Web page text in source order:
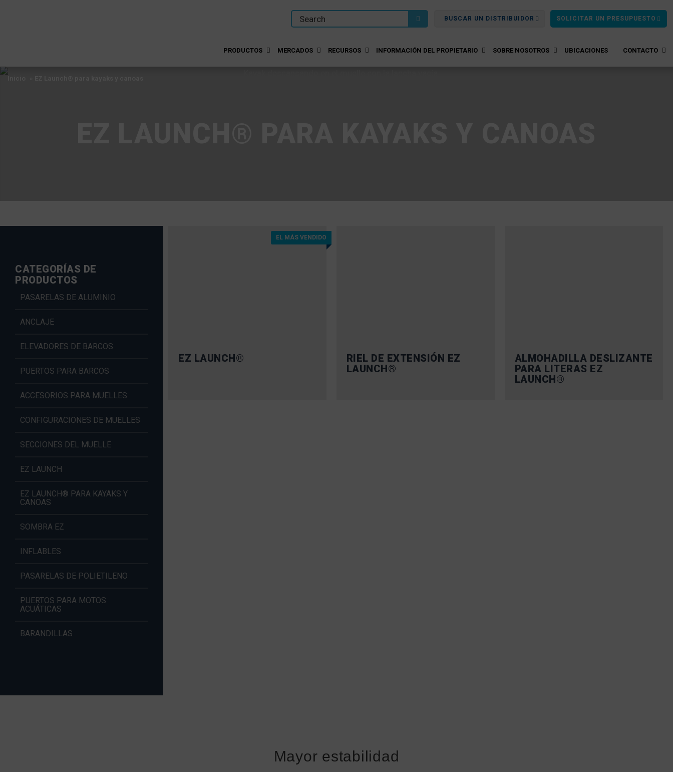
BUSCAR UN DISTRIBUIDOR SOLICITAR UN PRESUPUESTO
PRODUCTOS MERCADOS RECURSOS INFORMACIÓN DEL PROPIETARIO SOBRE NOSOTROS UBICACIONES CONTACTO
CATEGORÍAS DE
PRODUCTOS
PASARELAS DE ALUMINIO
ANCLAJE
ELEVADORES DE BARCOS
PUERTOS PARA BARCOS
ACCESORIOS PARA MUELLES
CONFIGURACIONES DE MUELLES
SECCIONES DEL MUELLE
EZ LAUNCH
EZ LAUNCH® PARA KAYAKS Y
CANOAS
SOMBRA EZ
INFLABLES
PASARELAS DE POLIETILENO
PUERTOS PARA MOTOS
ACUÁTICAS
BARANDILLAS
EL MÁS VENDIDO
EZ LAUNCH®
RIEL DE EXTENSIÓN EZ
LAUNCH®
ALMOHADILLA DESLIZANTE
PARA LITERAS EZ
LAUNCH®
Mayor estabilidad